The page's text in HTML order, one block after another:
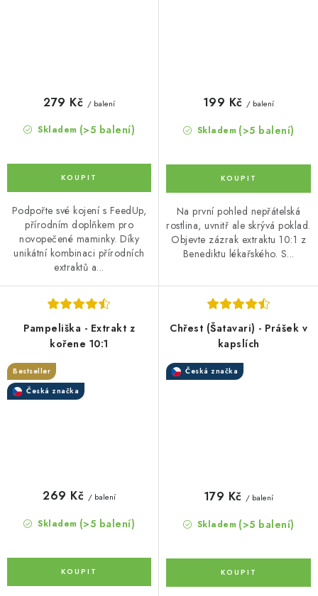
Skladem (>5 balení)
279 Kč / balení
Podpořte své kojení s FeedUp,
přírodním doplňkem pro
novopečené maminky. Díky
unikátní kombinaci přírodních
extraktů a...
Skladem (>5 balení)
199 Kč / balení
Na první pohled nepřátelská
rostlina, uvnitř ale skrývá poklad.
Objevte zázrak extraktu 10:1 z
Benediktu lékařského. S...
Pampeliška - Extrakt z
kořene 10:1
Bestseller
Česká značka
Skladem (>5 balení)
269 Kč / balení
Chřest (Šatavari) - Prášek v
kapslích
Česká značka
Skladem (>5 balení)
179 Kč / balení